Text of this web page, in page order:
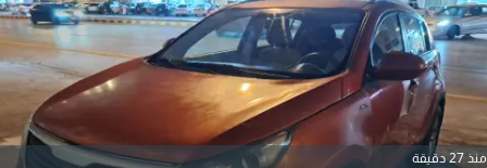
منذ 27 دقيقة